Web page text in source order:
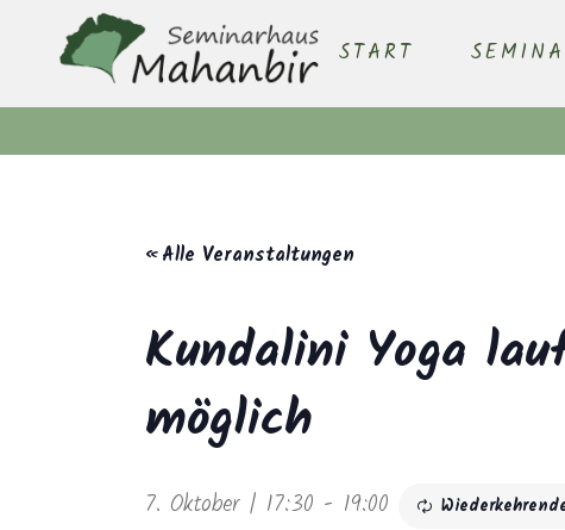
START
« Alle Veranstaltungen
Kundalini Yoga
möglich
7. Oktober | 17:30 - 19:00